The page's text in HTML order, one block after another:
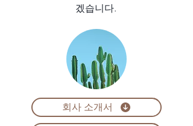
겠습니다.
회사 소개서